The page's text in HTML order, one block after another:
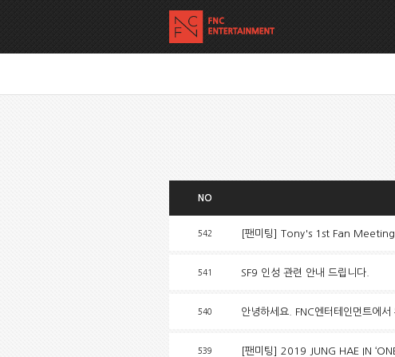
NO
542 [팬미팅] Tony's 1st Fan
541 SF9 인성 관련 안내 드립니다.
540 안녕하세요. FNC엔터테인먼트에
539 [팬미팅] 2019 JUNG HAE IN